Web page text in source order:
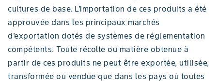
cultures de base. L’importation de ces produits a été
approuvée dans les principaux marchés
d’exportation dotés de systèmes de réglementation
compétents. Toute récolte ou matière obtenue à
partir de ces produits ne peut être exportée, utilisée,
transformée ou vendue que dans les pays où toutes